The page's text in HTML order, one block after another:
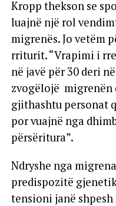
Kropp thekson se
luajnë një rol
migrenës. Jo vetëm
rriturit. “Vrapimi i
në javë për 30 deri
zvogëlojë migrenën
gjithashtu personat
por vuajnë nga
përsëritura”.
Ndryshe nga
predispozitë
tensioni janë shpesh